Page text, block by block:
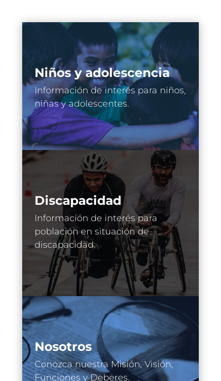
Niños y adolescencia
Información de interés para niños,
niñas y adolescentes.
Discapacidad
Información de interés para
población en situación de
discapacidad.
Nosotros
Conozca nuestra Misión, Visión,
Funciones y Deberes.